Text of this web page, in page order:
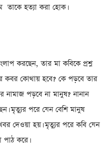
তাকে হত্যা করা হোক।
করছেন, তার মা কবিকে প্রশ্ন
কবর কোথায় হবে? কে পড়বে তার
পড়বে না মানুষ? নানান
মৃত্যুর পরে যেন বেশি মানুষ
দেওয়া হয়। মৃত্যুর পরে কবি যেন
পাঠ করে।